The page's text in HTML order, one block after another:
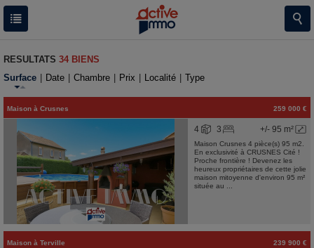
RESULTATS 34 BIENS
Surface
Date Chambre Prix Localité Type
Maison à Crusnes 259 000 €
+/- 95 m²
4 3
Maison Crusnes 4 pièce(s) 95 m2.
En exclusivité à CRUSNES Cité !
Proche frontière ! Devenez les
heureux propriétaires de cette jolie
maison mitoyenne d'environ 95 m²
située au ...
Maison à Terville 239 900 €